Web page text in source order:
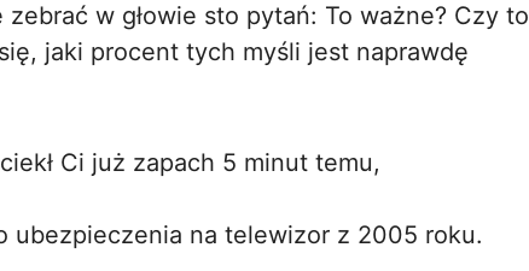
w głowie sto pytań: To ważne? Czy to
jaki procent tych myśli jest naprawdę
Ci już zapach 5 minut temu,
ubezpieczenia na telewizor z 2005 roku.